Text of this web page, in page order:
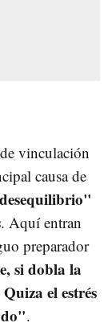
vinculación
causa de
. Aquí entran
preparador
si dobla la
el estrés
.